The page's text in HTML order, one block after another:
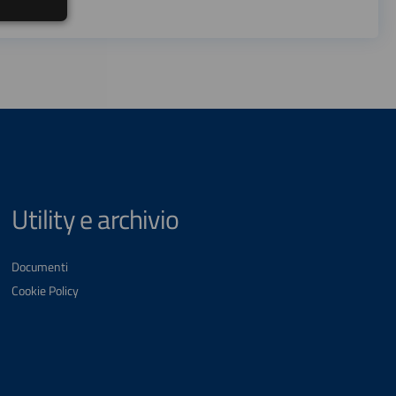
Utility e archivio
Documenti
Cookie Policy